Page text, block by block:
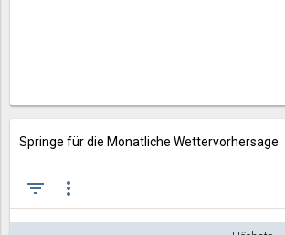
Springe für die Monatliche Wettervorhersage
filter_list more_vert